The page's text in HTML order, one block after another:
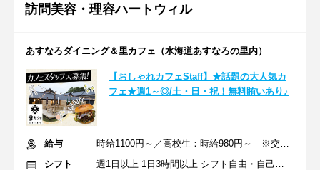
訪問美容・理容ハートウィル
あすなろダイニング＆里カフェ（水海道あすなろの里内）
【おしゃれカフェStaff】★話題の大人気カ
フェ★週1～◎/土・日・祝！無料賄いあり♪
給与
時給1100円～／高校生：時給980円～ ※交通費全額支給
シフト
週1日以上 1日3時間以上 シフト自由・自己申告